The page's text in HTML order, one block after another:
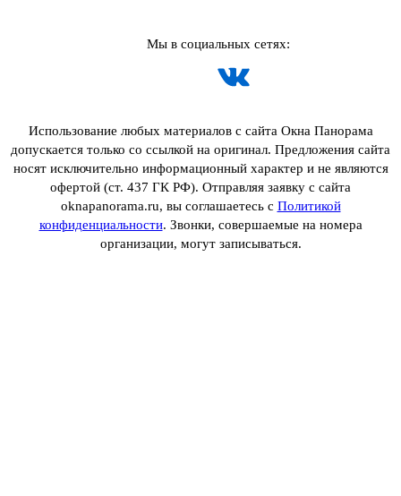
Мы в социальных сетях:
Использование любых материалов с сайта Окна Панорама
допускается только со ссылкой на оригинал. Предложения сайта
носят исключительно информационный характер и не являются
офертой (ст. 437 ГК РФ). Отправляя заявку с сайта
oknapanorama.ru, вы соглашаетесь с Политикой
конфиденциальности. Звонки, совершаемые на номера
организации, могут записываться.